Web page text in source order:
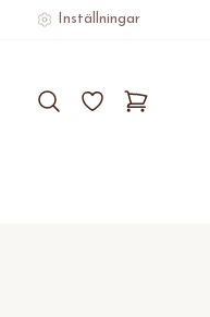
Inställningar